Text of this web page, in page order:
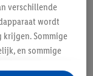
prijs
verschillende
wordt
krijgen. Sommige
en sommige